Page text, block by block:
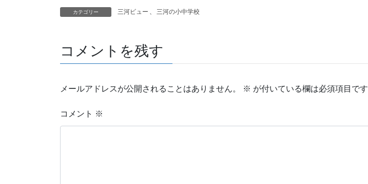
カテゴリー 三河ビュー 、 三河の小中学校
コメントを残す
メールアドレスが公開されることはありません。 ※ が付いている欄は必須項目です
コメント ※